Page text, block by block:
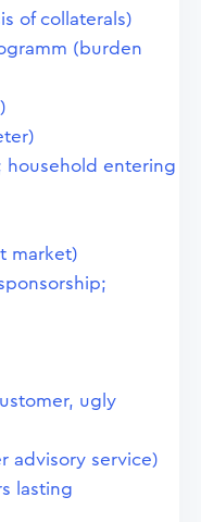
of collaterals)
(burden
household entering
market)
ugly
advisory service)
lasting